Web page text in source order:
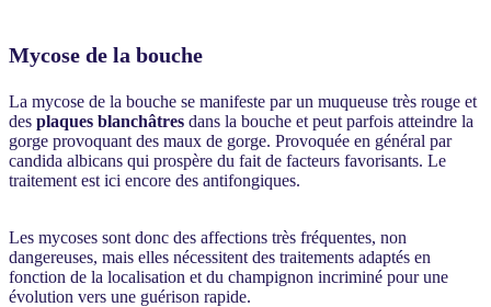
Mycose de la bouche
La mycose de la bouche se manifeste par un muqueuse très rouge et
des plaques blanchâtres dans la bouche et peut parfois atteindre la
gorge provoquant des maux de gorge. Provoquée en général par
candida albicans qui prospère du fait de facteurs favorisants. Le
traitement est ici encore des antifongiques.
Les mycoses sont donc des affections très fréquentes, non
dangereuses, mais elles nécessitent des traitements adaptés en
fonction de la localisation et du champignon incriminé pour une
évolution vers une guérison rapide.